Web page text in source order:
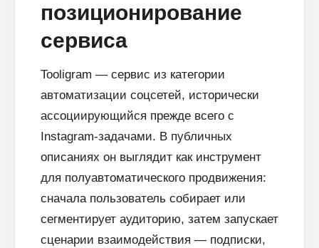
позиционирование
сервиса
Tooligram — сервис из категории
автоматизации соцсетей, исторически
ассоциирующийся прежде всего с
Instagram-задачами. В публичных
описаниях он выглядит как инструмент
для полуавтоматического продвижения:
сначала пользователь собирает или
сегментирует аудиторию, затем запускает
сценарии взаимодействия — подписки,